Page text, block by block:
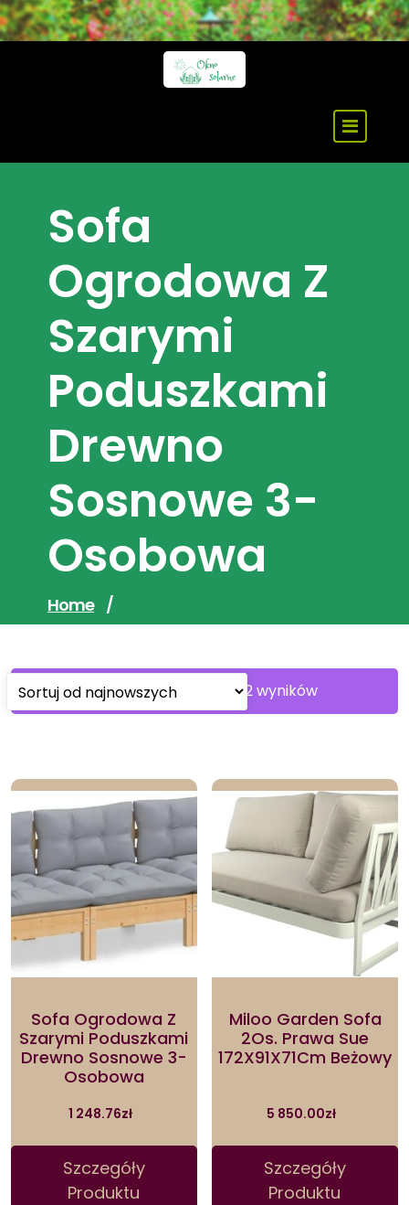
Skip
to
Sofa
Ogrodowa Z
Szarymi
Poduszkami
Drewno
Sosnowe 3-
Osobowa
Home /
Wyświetlanie 1–30 z 62 wynikówSorted
by
Sofa Ogrodowa Z
Szarymi Poduszkami
Drewno Sosnowe 3-
Osobowa
1 248.76zł
Szczegóły
Produktu
Miloo Garden Sofa
2Os. Prawa Sue
172X91X71Cm Beżowy
5 850.00zł
Szczegóły
Produktu